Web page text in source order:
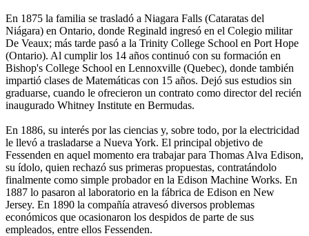
En 1875 la familia se trasladó a Niagara Falls (Cataratas del
Niágara) en Ontario, donde Reginald ingresó en el Colegio militar
De Veaux; más tarde pasó a la Trinity College School en Port Hope
(Ontario). Al cumplir los 14 años continuó con su formación en
Bishop's College School en Lennoxville (Quebec), donde también
impartió clases de Matemáticas con 15 años. Dejó sus estudios sin
graduarse, cuando le ofrecieron un contrato como director del recién
inaugurado Whitney Institute en Bermudas.
En 1886, su interés por las ciencias y, sobre todo, por la electricidad
le llevó a trasladarse a Nueva York. El principal objetivo de
Fessenden en aquel momento era trabajar para Thomas Alva Edison,
su ídolo, quien rechazó sus primeras propuestas, contratándolo
finalmente como simple probador en la Edison Machine Works. En
1887 lo pasaron al laboratorio en la fábrica de Edison en New
Jersey. En 1890 la compañía atravesó diversos problemas
económicos que ocasionaron los despidos de parte de sus
empleados, entre ellos Fessenden.